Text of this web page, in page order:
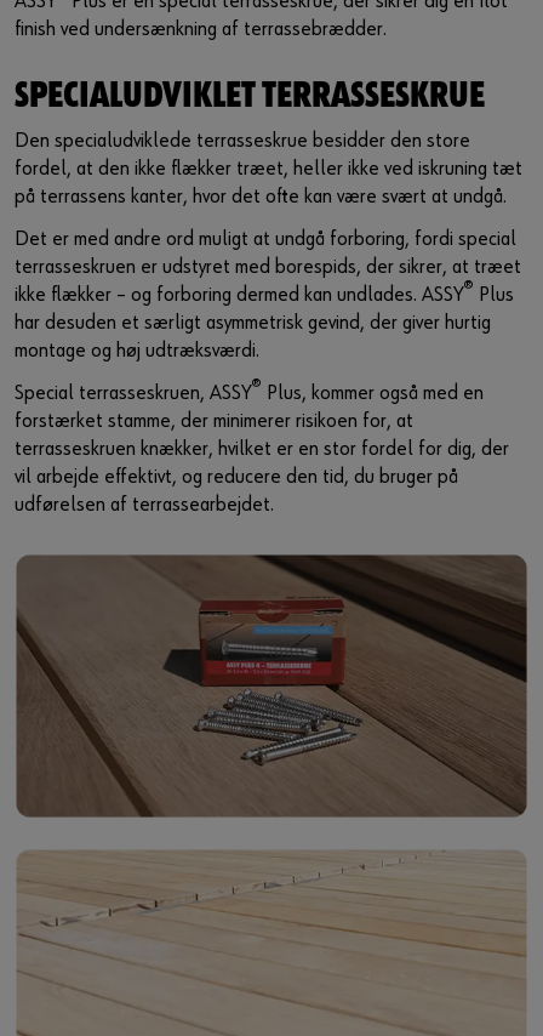
Guide til selvvalgt brugernavn
Har du lyst til at være en online kunde?
Tilmeld dig her i tre enkle trin for at bruge alle funktionerne i
shoppen.
Kun salg til erhvervskunder
Bliv kunde / Opret online bruger
finish ved undersænkning af terrassebrædder.
SPECIALUDVIKLET TERRASSESKRUE
Den specialudviklede terrasseskrue besidder den store
fordel, at den ikke flækker træet, heller ikke ved iskruning tæt
på terrassens kanter, hvor det ofte kan være svært at undgå.
Det er med andre ord muligt at undgå forboring, fordi special
terrasseskruen er udstyret med borespids, der sikrer, at træet
ikke flækker – og forboring dermed kan undlades. ASSY®
Plus
har desuden et særligt asymmetrisk gevind, der giver hurtig
montage og høj udtræksværdi.
Special terrasseskruen, ASSY®
Plus, kommer også med en
forstærket stamme, der minimerer risikoen for, at
terrasseskruen knækker, hvilket er en stor fordel for dig, der
vil arbejde effektivt, og reducere den tid, du bruger på
udførelsen af terrassearbejdet.